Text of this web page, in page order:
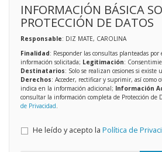
INFORMACIÓN BÁSICA
PROTECCIÓN DE DATOS
Responsable: DIZ MATE, CAROLINA
Finalidad: Responder las consultas planteadas
información solicitada; Legitimación:
Destinatarios: Solo se realizan cesiones si existe
Derechos: Acceder, rectificar y suprimir, así como
indica en la información adicional; Información
consultar la información completa de Protección de
de Privacidad
He leído y acepto la Política de